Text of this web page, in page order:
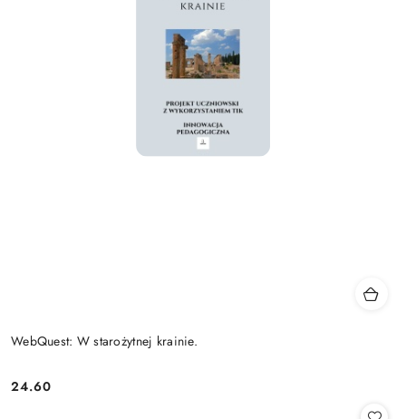
WebQuest: W starożytnej krainie.
Cena:
24.60